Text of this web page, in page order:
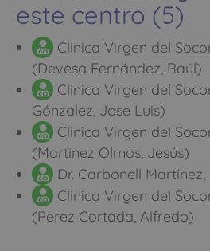
este centro (5)
Clinica Virgen del
(Devesa Fernández, Raúl)
Clinica Virgen del
Gónzalez, Jose Luis)
Clinica Virgen del
(Martinez Olmos, Jesús)
Dr. Carbonell
Clinica Virgen del
(Perez Cortada, Alfredo)